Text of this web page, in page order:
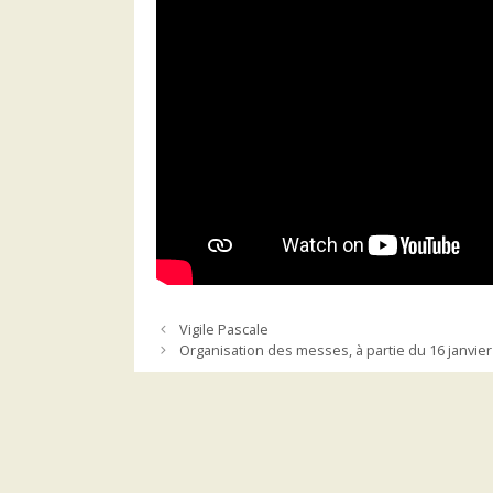
Vigile Pascale
Organisation des messes, à partie du 16 janvier